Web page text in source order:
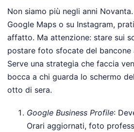
Non siamo più negli anni
Google Maps o su Instagram,
affatto. Ma attenzione: stare sui
postare foto sfocate del bancone
Serve una strategia che faccia
bocca a chi guarda lo schermo
otto di sera.
Google Business Profile:
Orari aggiornati, foto